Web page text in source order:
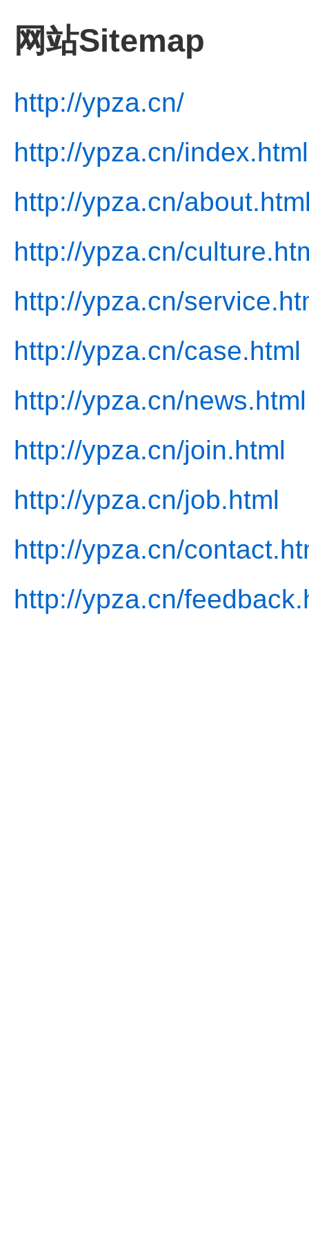
网站Sitemap
http://ypza.cn/
http://ypza.cn/index.html
http://ypza.cn/
http://ypza.cn/
http://ypza.cn/
http://ypza.cn/case.html
http://ypza.cn/news.html
http://ypza.cn/join.html
http://ypza.cn/job.html
http://ypza.cn/
http://ypza.cn/